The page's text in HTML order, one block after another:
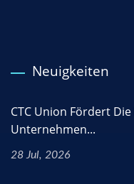
Neuigkeiten
CTC Union Fördert
Unternehmen...
28 Jul, 2026